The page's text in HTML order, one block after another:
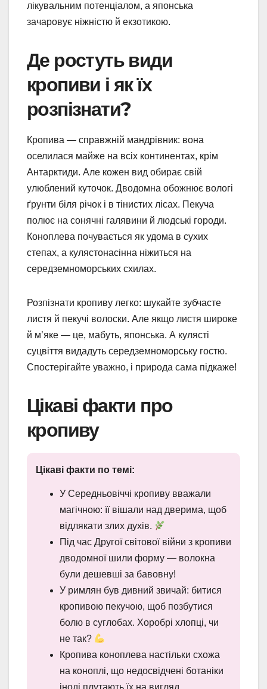
лікувальним потенціалом, а японська
зачаровує ніжністю й екзотикою.
Де ростуть види
кропиви і як їх
розпізнати?
Кропива — справжній мандрівник: вона
оселилася майже на всіх континентах, крім
Антарктиди. Але кожен вид обирає свій
улюблений куточок. Дводомна обожнює вологі
ґрунти біля річок і в тінистих лісах. Пекуча
полює на сонячні галявини й людські городи.
Коноплева почувається як удома в сухих
степах, а кулястонасінна ніжиться на
середземноморських схилах.
Розпізнати кропиву легко: шукайте зубчасте
листя й пекучі волоски. Але якщо листя широке
й м’яке — це, мабуть, японська. А кулясті
суцвіття видадуть середземноморську гостю.
Спостерігайте уважно, і природа сама підкаже!
Цікаві факти про
кропиву
Цікаві факти по темі:
У Середньовіччі кропиву вважали
магічною: її вішали над дверима, щоб
відлякати злих духів.
Під час Другої світової війни з кропиви
дводомної шили форму — волокна
були дешевші за бавовну!
У римлян був дивний звичай: битися
кропивою пекучою, щоб позбутися
болю в суглобах. Хоробрі хлопці, чи
не так?
Кропива коноплева настільки схожа
на коноплі, що недосвідчені ботаніки
іноді плутають їх на вигляд.